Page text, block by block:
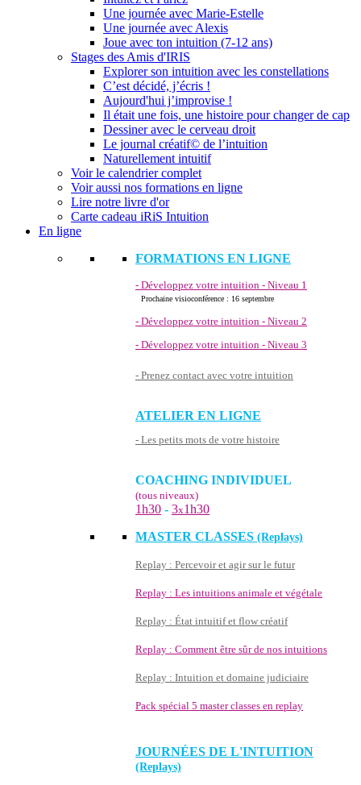
Une journée avec Marie-Estelle
Une journée avec Alexis
Joue avec ton intuition (7-12 ans)
Stages des Amis d'IRIS
Explorer son intuition avec les constellations
C’est décidé, j’écris !
Aujourd'hui j’improvise !
Il était une fois, une histoire pour changer de cap
Dessiner avec le cerveau droit
Le journal créatif© de l’intuition
Naturellement intuitif
Voir le calendrier complet
Voir aussi nos formations en ligne
Lire notre livre d'or
Carte cadeau iRiS Intuition
En ligne
FORMATIONS EN LIGNE
- Développez votre intuition - Niveau 1
Prochaine visioconférence : 16 septembre
- Développez votre intuition - Niveau 2
- Développez votre intuition - Niveau 3
- Prenez contact avec votre intuition
ATELIER EN LIGNE
- Les petits mots de votre histoire
COACHING INDIVIDUEL
(tous niveaux)
1h30 - 3x1h30
MASTER CLASSES (Replays)
Replay : Percevoir et agir sur le futur
Replay : Les intuitions animale et végétale
Replay : État intuitif et flow créatif
Replay : Comment être sûr de nos intuitions
Replay : Intuition et domaine judiciaire
Pack spécial 5 master classes en replay
JOURNÉES DE L'INTUITION
(Replays)